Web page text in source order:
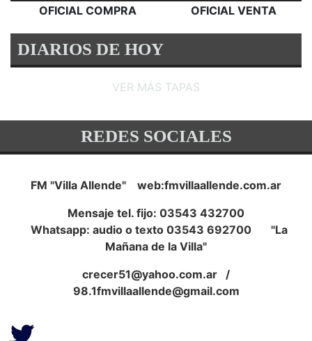
OFICIAL COMPRA OFICIAL VENTA
DIARIOS DE HOY
VER MÁS TAPAS
REDES SOCIALES
FM "Villa Allende" web:fmvillaallende.com.ar
Mensaje tel. fijo: 03543 432700
Whatsapp: audio o texto 03543 692700 "La
Mañana de la Villa"
crecer51@yahoo.com.ar /
98.1fmvillaallende@gmail.com